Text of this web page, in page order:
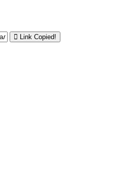
Link Copied!